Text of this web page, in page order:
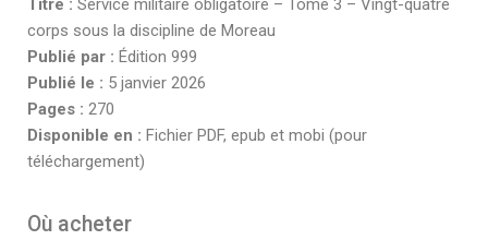
Titre : Service militaire obligatoire – Tome 3 – Vingt-quatre
corps sous la discipline de Moreau
Publié par : Édition 999
Publié le : 5 janvier 2026
Pages : 270
Disponible en : Fichier PDF, epub et mobi (pour
téléchargement)
Où acheter